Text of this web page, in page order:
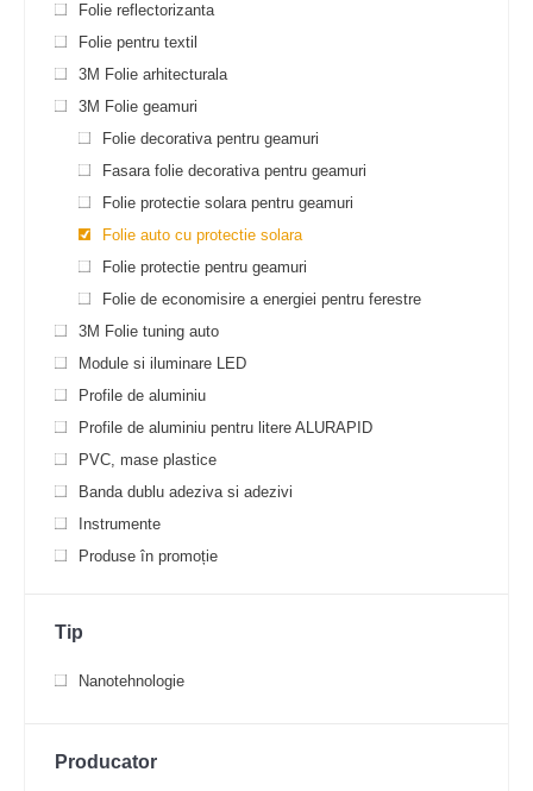
Folie reflectorizanta
Folie pentru textil
3M Folie arhitecturala
3M Folie geamuri
Folie decorativa pentru geamuri
Fasara folie decorativa pentru geamuri
Folie protectie solara pentru geamuri
Folie auto cu protectie solara
Folie protectie pentru geamuri
Folie de economisire a energiei pentru ferestre
3M Folie tuning auto
Module si iluminare LED
Profile de aluminiu
Profile de aluminiu pentru litere ALURAPID
PVC, mase plastice
Banda dublu adeziva si adezivi
Instrumente
Produse în promoție
Tip
Nanotehnologie
Producator